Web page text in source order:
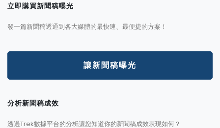
立即購買新聞稿曝光
發一篇新聞稿透通到各大媒體的最快速、最便捷的方案！
讓新聞稿曝光
分析新聞稿成效
透過Trek數據平台的分析讓您知道你的新聞稿成效表現如何？